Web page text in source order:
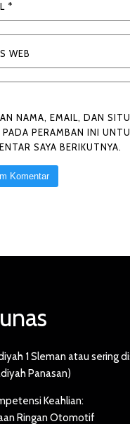
*
WEB
NAMA, EMAIL, DAN
PADA PERAMBAN INI
SAYA BERIKUTNYA.
1 Sleman atau sering
Panasan)
Keahlian:
Ringan Otomotif